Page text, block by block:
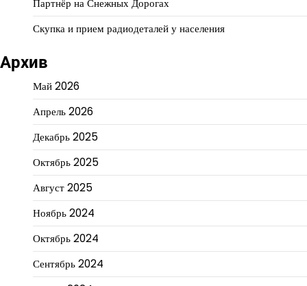
Партнёр на Снежных Дорогах
Скупка и прием радиодеталей у населения
Архив
Май 2026
Апрель 2026
Декабрь 2025
Октябрь 2025
Август 2025
Ноябрь 2024
Октябрь 2024
Сентябрь 2024